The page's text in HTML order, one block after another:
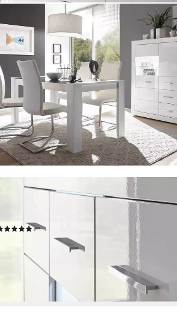
FURN.DESIGN
Highboard Carrara (Schrank in weiß
(5)
lieferbar - in 9-11 Werktagen bei dir